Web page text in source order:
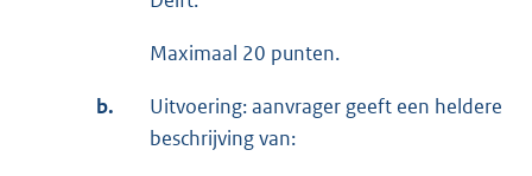
Maximaal 20 punten.
b.
Uitvoering: aanvrager geeft een heldere
beschrijving van: